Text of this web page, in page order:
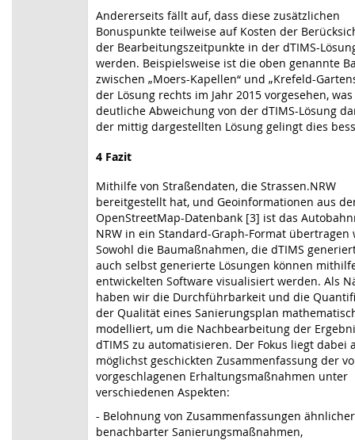
Andererseits fällt auf, dass diese zusätzlichen
Bonuspunkte teilweise auf Kosten der
der Bearbeitungszeitpunkte in der dTIMS-
werden. Beispielsweise ist die oben genannte
zwischen „Moers-Kapellen“ und „Krefeld-
der Lösung rechts im Jahr 2015 vorgesehen,
deutliche Abweichung von der dTIMS-Lösung
der mittig dargestellten Lösung gelingt dies
4 Fazit
Mithilfe von Straßendaten, die Strassen.NRW
bereitgestellt hat, und Geoinformationen aus
OpenStreetMap-Datenbank [3] ist das
NRW in ein Standard-Graph-Format übertragen
Sowohl die Baumaßnahmen, die dTIMS
auch selbst generierte Lösungen können
entwickelten Software visualisiert werden. Als
haben wir die Durchführbarkeit und die
der Qualität eines Sanierungsplan
modelliert, um die Nachbearbeitung der
dTIMS zu automatisieren. Der Fokus liegt dabei
möglichst geschickten Zusammenfassung der
vorgeschlagenen Erhaltungsmaßnahmen unter
verschiedenen Aspekten:
- Belohnung von Zusammenfassungen
benachbarter Sanierungsmaßnahmen,